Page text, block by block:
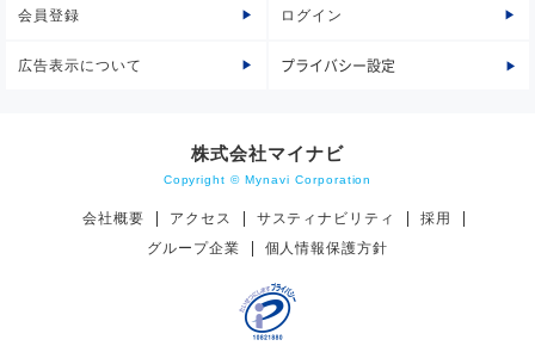
会員登録 ログイン
広告表示について プライバシー設定
株式会社マイナビ
Copyright © Mynavi Corporation
会社概要 アクセス サスティナビリティ
採用
グループ企業
個人情報保護方針